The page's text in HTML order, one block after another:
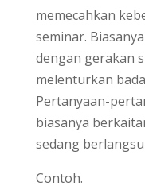
memecahkan
seminar.
dengan gerakan
melenturkan
Pertanyaan-
biasanya
sedang
Contoh.